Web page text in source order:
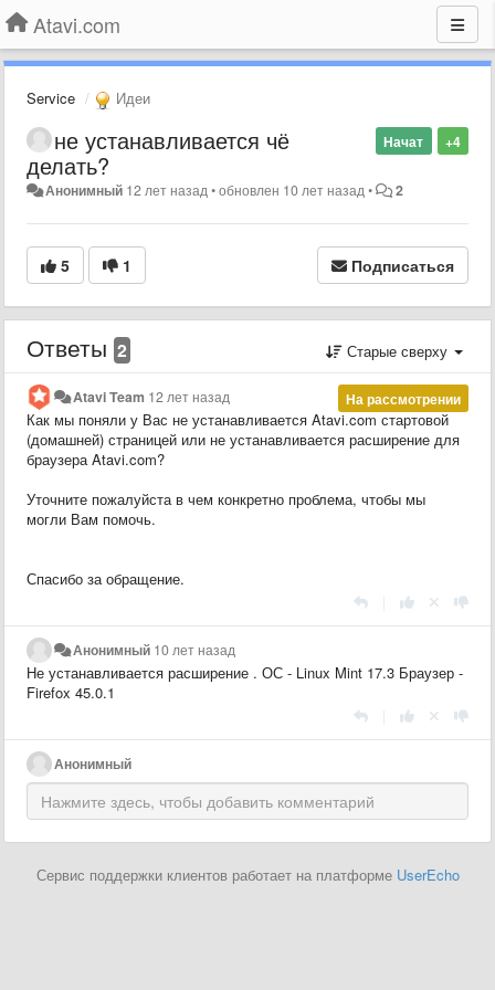
Atavi.com
Service Идеи
+4
Начат
не устанавливается чё
делать?
Анонимный 12 лет назад •обновлен 10 лет назад • 2
5 1 Подписаться
Ответы 2 Старые сверху
На рассмотрении
Atavi Team 12 лет назад
Как мы поняли у Вас не устанавливается Atavi.com стартовой
(домашней) страницей или не устанавливается расширение для
браузера Atavi.com?
Уточните пожалуйста в чем конкретно проблема, чтобы мы
могли Вам помочь.
Спасибо за обращение.
Анонимный 10 лет назад
Не устанавливается расширение . ОС - Linux Mint 17.3 Браузер -
Firefox 45.0.1
Анонимный
Сервис поддержки клиентов работает на платформе UserEcho